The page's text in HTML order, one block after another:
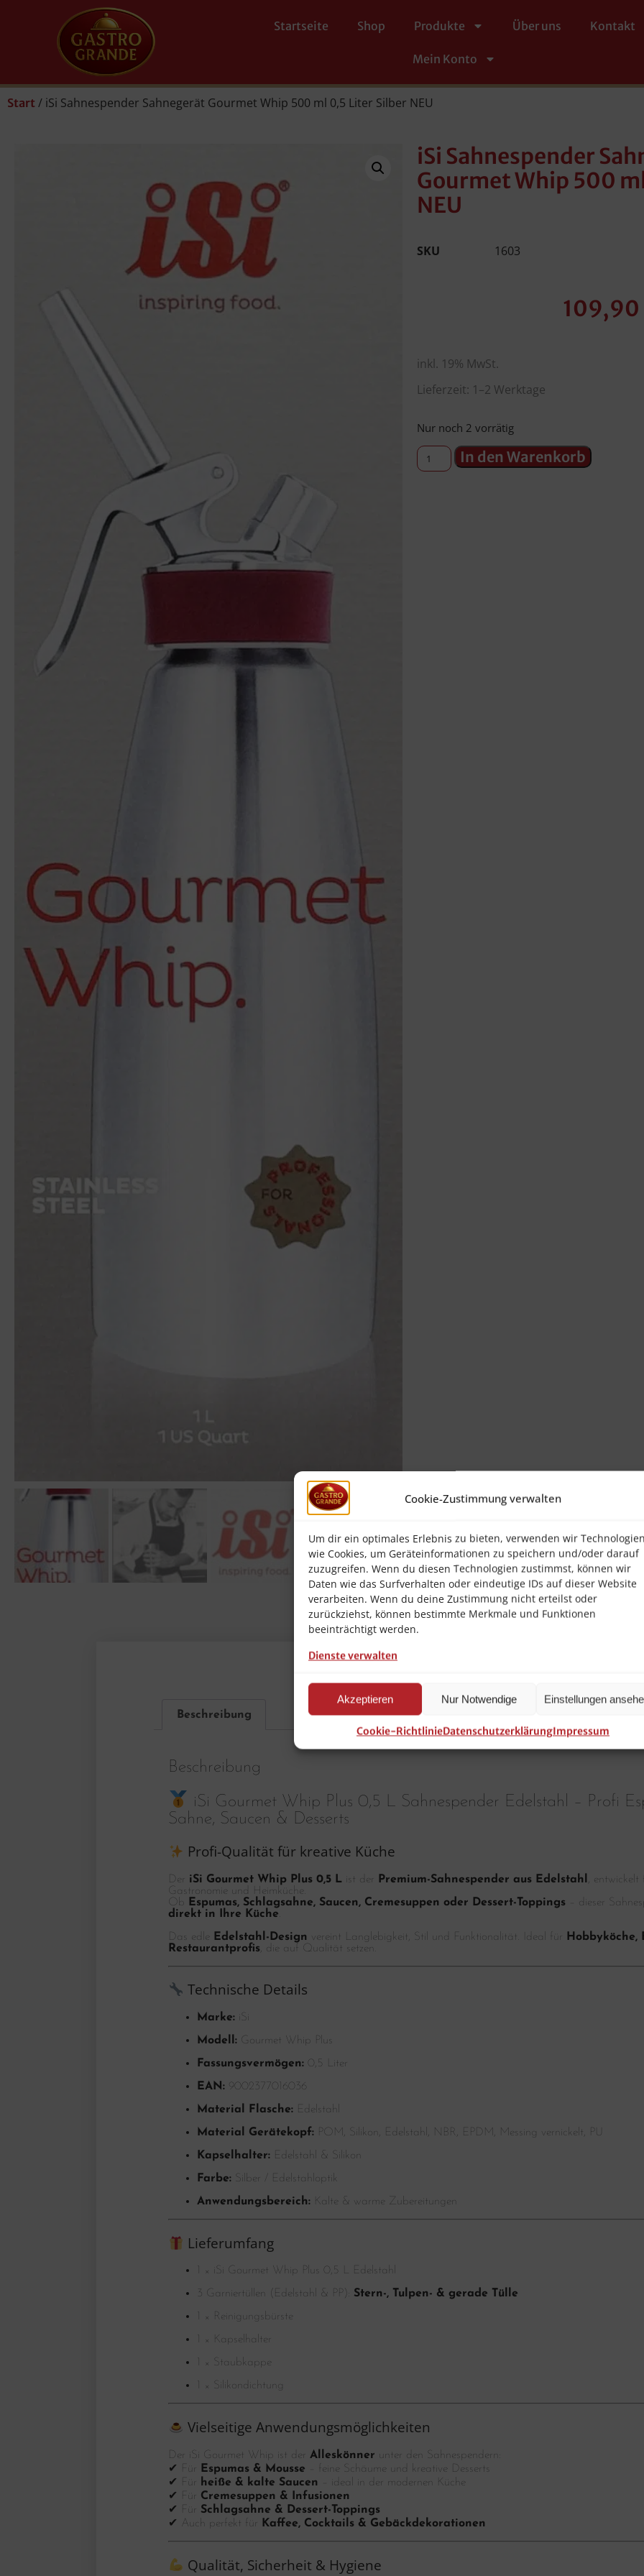
Cookie-Zustimmung verwalten
Um dir ein optimales Erlebnis zu bieten, verwenden wir
wie Cookies, um Geräteinformationen zu speichern und/oder darauf
zuzugreifen. Wenn du diesen Technologien zustimmst, können wir
Daten wie das Surfverhalten oder eindeutige IDs auf dieser Website
verarbeiten. Wenn du deine Zustimmung nicht erteilst oder
zurückziehst, können bestimmte Merkmale und Funktionen
beeinträchtigt werden.
Dienste verwalten
Akzeptieren Nur Notwendige Einstellungen
Cookie-RichtlinieDatenschutzerklärungImpressum
Startseite Shop Produkte Über uns Kontakt
Mein Konto
Start / iSi Sahnespender Sahnegerät Gourmet Whip 500 ml 0,5 Liter Silber NEU
iSi Sahnespender
Gourmet Whip 500
NEU
SKU 1603
109,90
inkl. 19% MwSt.
Lieferzeit: 1–2 Werktage
Nur noch 2 vorrätig
In den Warenkorb
Beschreibung
Beschreibung
iSi Gourmet Whip Plus 0,5 L Sahnespender Edelstahl – Profi
Sahne, Saucen & Desserts
Profi-Qualität für kreative Küche
Der iSi Gourmet Whip Plus 0,5 L ist der Premium-Sahnespender aus Edelstahl , entwickelt
Gastronomie und Heimküche.
Ob
Espumas, Schlagsahne, Saucen, Cremesuppen oder Dessert-Toppings – dieser
direkt in Ihre Küche
Das edle Edelstahl-Design vereint Langlebigkeit, Stil und Funktionalität. Ideal für
Hobbyköche,
Restaurantprofis, die auf Qualität setzen.
Technische Details
Marke: iSi
Modell: Gourmet Whip Plus
Fassungsvermögen: 0,5 Liter
EAN: 9002377016036
Material Flasche: Edelstahl
Material Gerätekopf: POM, Silikon, Edelstahl, NBR, EPDM, Messing vernickelt, PU
Kapselhalter: Edelstahl & Silikon
Farbe: Silber / Edelstahloptik
Anwendungsbereich: Kalte & warme Zubereitungen
Lieferumfang
1 × iSi Gourmet Whip Plus 0,5 L Edelstahl
3 Garniertüllen (Edelstahl & PP): Stern-, Tulpen- & gerade Tülle
1 × Reinigungsbürste
1 × Kapselhalter
1 × Staubkappe
1 × Silikondichtung
Vielseitige Anwendungsmöglichkeiten
Der iSi Gourmet Whip ist derAlleskönner unter den Sahnespendern:
✔ Für
Espumas & Mousse – feine Schäume und kreative Desserts
✔ Für
heiße & kalte Saucen
– ideal in der modernen Küche
✔ Für Cremesuppen & Infusionen
✔ Für Schlagsahne & Dessert-Toppings
✔ Auch perfekt für
Kaffee, Cocktails & Gebäckdekorationen
Qualität, Sicherheit & Hygiene